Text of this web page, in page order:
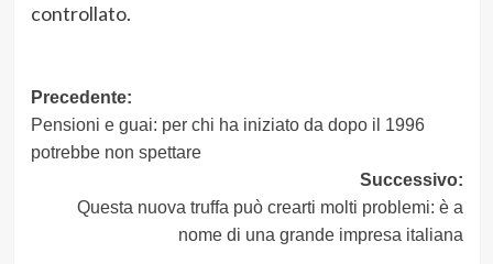
controllato.
Navigazione
articolo
Precedente:
Pensioni e guai: per chi ha iniziato da dopo il 1996
potrebbe non spettare
Successivo:
Questa nuova truffa può crearti molti problemi: è a
nome di una grande impresa italiana